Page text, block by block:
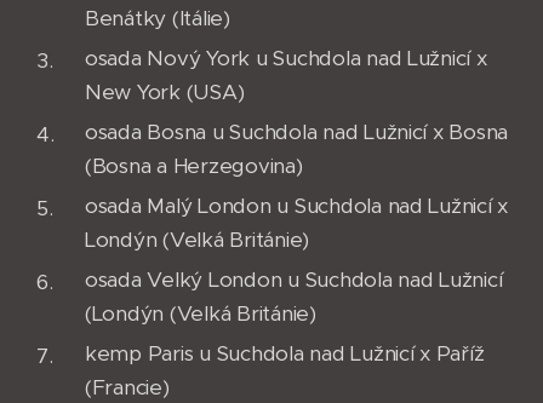
Benátky (Itálie)
osada Nový York u Suchdola nad Lužnicí x
New York (USA)
osada Bosna u Suchdola nad Lužnicí x Bosna
(Bosna a Herzegovina)
osada Malý London u Suchdola nad Lužnicí x
Londýn (Velká Británie)
osada Velký London u Suchdola nad Lužnicí
(Londýn (Velká Británie)
kemp Paris u Suchdola nad Lužnicí x Paříž
(Francie)